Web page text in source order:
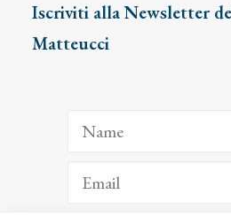
Iscriviti alla Newsletter
Matteucci